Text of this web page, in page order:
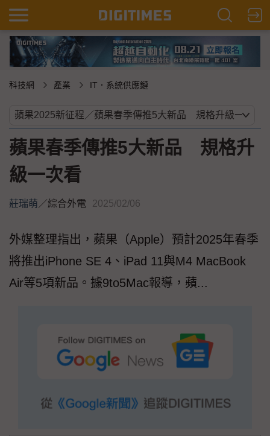
科技網 產業 IT．系統供應鏈
蘋果春季傳推5大新品 規格升
級一次看
莊瑞萌／綜合外電 2025/02/06
外媒整理指出，蘋果（Apple）預計2025年春季
將推出iPhone SE 4、iPad 11與M4 MacBook
Air等5項新品。據9to5Mac報導，蘋...